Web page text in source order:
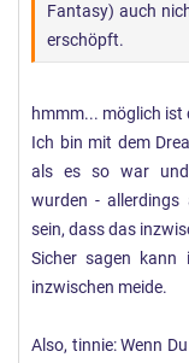
Fantasy) auch
erschöpft.
hmmm... möglich ist
Ich bin mit dem
als es so war und
wurden -
sein, dass das
Sicher sagen
inzwischen meide.
Also, tinnie: Wenn